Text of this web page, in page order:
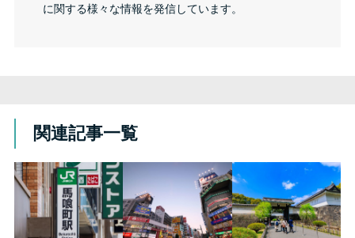
に関する様々な情報を発信しています。
関連記事一覧